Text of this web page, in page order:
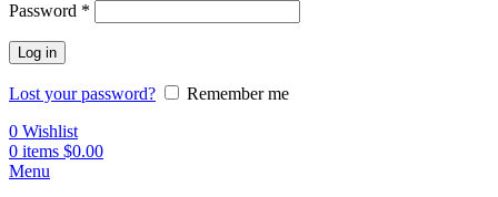
Password *
Log in
Lost your password?
Remember me
0 Wishlist
0 items $0.00
Menu